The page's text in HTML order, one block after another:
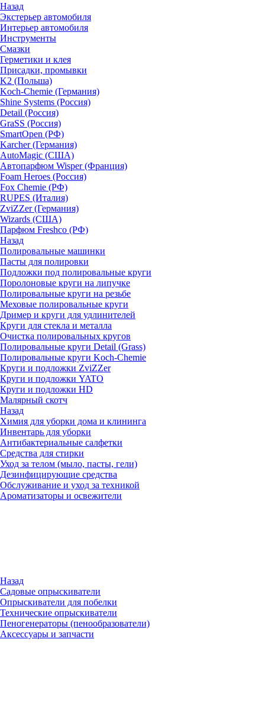
Назад
Экстерьер автомобиля
Интерьер автомобиля
Инструменты
Смазки
Герметики и клея
Присадки, промывки
K2 (Польша)
Koch-Chemie (Германия)
Shine Systems (Россия)
Detail (Россия)
GraSS (Россия)
SmartOpen (РФ)
Karcher (Германия)
AutoMagic (США)
Автопарфюм Wisper (Франция)
Foam Heroes (Россия)
Fox Chemie (РФ)
RUPES (Италия)
ZviZZer (Германия)
Wizards (США)
Парфюм Freshco (РФ)
Назад
Полировальные машинки
Пасты для полировки
Подложки под полировальные круги
Поролоновые круги на липучке
Полировальные круги на резьбе
Меховые полировальные круги
Дример и круги для удлинителей
Круги для стекла и металла
Очистка полировальных кругов
Полировальные круги Detail (Grass)
Полировальные круги Koch-Chemie
Круги и подложки ZviZZer
Круги и подложки YATO
Круги и подложки HD
Малярный скотч
Назад
Химия для уборки дома и клининга
Инвентарь для уборки
Антибактериальные салфетки
Средства для стирки
Уход за телом (мыло, пасты, гели)
Дезинфицирующие средства
Обслуживание и уход за техникой
Ароматизаторы и освежители
Назад
Садовые опрыскиватели
Опрыскиватели для побелки
Технические опрыскиватели
Пеногенераторы (пенообразователи)
Аксессуары и запчасти